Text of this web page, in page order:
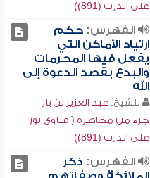
على الدرب (891))
الفهرس:حكم
ارتياد الأماكن التي
يفعل فيها المحرمات
والبدع بقصد الدعوة إلى
الله
للشيخ: عبد العزيز بن باز
جزء من محاضرة ( فتاوى نور
على الدرب (891))
الفهرس: ذكر